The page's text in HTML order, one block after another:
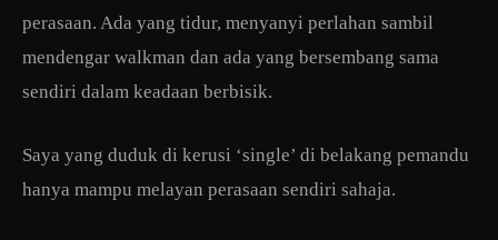
perasaan. Ada yang tidur, menyanyi perlahan sambil
mendengar walkman dan ada yang bersembang sama
sendiri dalam keadaan berbisik.
Saya yang duduk di kerusi ‘single’ di belakang pemandu
hanya mampu melayan perasaan sendiri sahaja.